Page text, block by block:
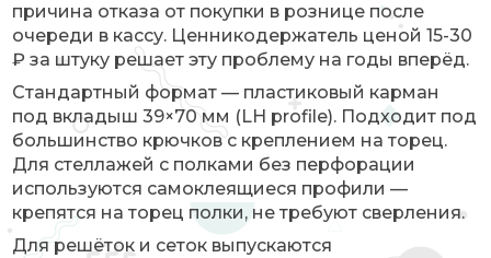
причина отказа от покупки в рознице после
очереди в кассу. Ценникодержатель ценой 15-30
₽ за штуку решает эту проблему на годы вперёд.
Стандартный формат — пластиковый карман
под вкладыш 39×70 мм (LH profile). Подходит под
большинство крючков с креплением на торец.
Для стеллажей с полками без перфорации
используются самоклеящиеся профили —
крепятся на торец полки, не требуют сверления.
Для решёток и сеток выпускаются